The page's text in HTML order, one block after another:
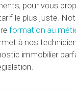
pour vous
le plus juste.
formation au
à nos
immobilier